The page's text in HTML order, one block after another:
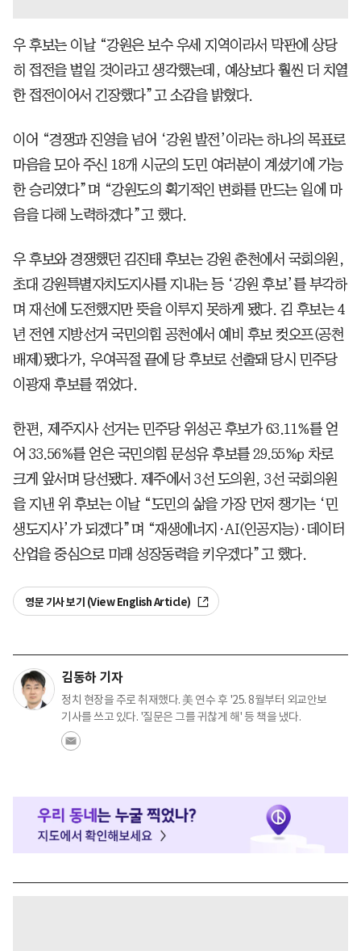
우 후보는 이날 “강원은 보수 우세 지역이라서 막판에 상당
히 접전을 벌일 것이라고 생각했는데, 예상보다 훨씬 더 치열
한 접전이어서 긴장했다”고 소감을 밝혔다.
이어 “경쟁과 진영을 넘어 ‘강원 발전’이라는 하나의 목표로
마음을 모아 주신 18개 시군의 도민 여러분이 계셨기에 가능
한 승리였다”며 “강원도의 획기적인 변화를 만드는 일에 마
음을 다해 노력하겠다”고 했다.
우 후보와 경쟁했던 김진태 후보는 강원 춘천에서 국회의원,
초대 강원특별자치도지사를 지내는 등 ‘강원 후보’를 부각하
며 재선에 도전했지만 뜻을 이루지 못하게 됐다. 김 후보는 4
년 전엔 지방선거 국민의힘 공천에서 예비 후보 컷오프(공천
배제)됐다가, 우여곡절 끝에 당 후보로 선출돼 당시 민주당
이광재 후보를 꺾었다.
한편, 제주지사 선거는 민주당 위성곤 후보가 63.11%를 얻
어 33.56%를 얻은 국민의힘 문성유 후보를 29.55%p 차로
크게 앞서며 당선됐다. 제주에서 3선 도의원, 3선 국회의원
을 지낸 위 후보는 이날 “도민의 삶을 가장 먼저 챙기는 ‘민
생도지사’가 되겠다”며 “재생에너지·AI(인공지능)·데이터
산업을 중심으로 미래 성장동력을 키우겠다”고 했다.
영문 기사 보기 (View English Article)
김동하 기자
정치 현장을 주로 취재했다. 美 연수 후 '25. 8월부터 외교안보
기사를 쓰고 있다. '질문은 그를 귀찮게 해' 등 책을 냈다.